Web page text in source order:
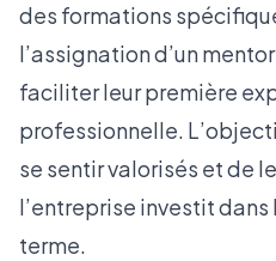
des formations
l’assignation d’un
faciliter leur première
professionnelle.
se sentir valorisés et de
l’entreprise investit dans
terme.